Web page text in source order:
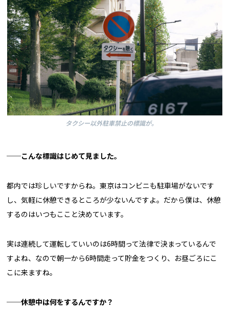
タクシー以外駐車禁止の標識が。
──こんな標識はじめて見ました。
都内では珍しいですからね。東京はコンビニも駐車場がないです
し、気軽に休憩できるところが少ないんですよ。だから僕は、休憩
するのはいつもここと決めています。
実は連続して運転していいのは6時間って法律で決まっているんで
すよね、なので朝一から6時間走って貯金をつくり、お昼ごろにこ
こに来ますね。
──休憩中は何をするんですか？